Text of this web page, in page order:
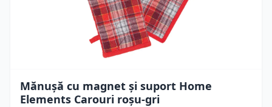
Mănușă cu magnet și suport Home
Elements Carouri roșu-gri